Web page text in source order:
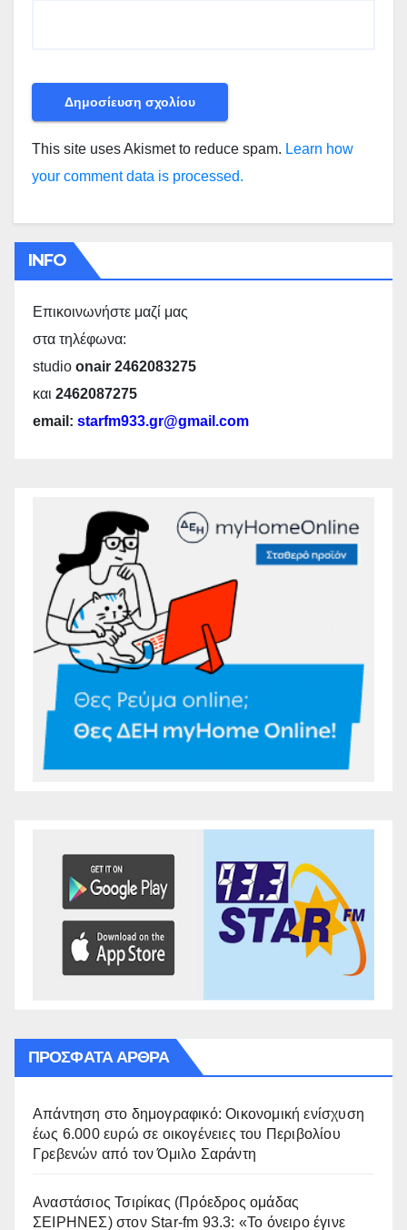
This site uses Akismet to reduce spam. Learn how
your comment data is processed.
INFO
Επικοινωνήστε μαζί μας
στα τηλέφωνα:
studio onair 2462083275
και 2462087275
email: starfm933.gr@gmail.com
ΠΡΌΣΦΑΤΑ ΆΡΘΡΑ
Απάντηση στο δημογραφικό: Οικονομική ενίσχυση
έως 6.000 ευρώ σε οικογένειες του Περιβολίου
Γρεβενών από τον Όμιλο Σαράντη
Αναστάσιος Τσιρίκας (Πρόεδρος ομάδας
ΣΕΙΡΗΝΕΣ) στον Star-fm 93.3: «Το όνειρο έγινε